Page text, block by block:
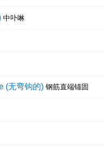
中卟啉
(无弯钩的) 钢筋直端锚固